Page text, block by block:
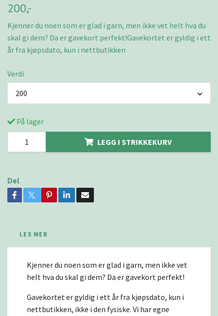
200,-
Kjenner du noen som er glad i garn, men ikke vet helt hva du
skal gi dem? Da er gavekort perfekt!Gavekortet er gyldig i ett
år fra kjøpsdato, kun i nettbutikken
Verdi
200
På lager
LEGG I STRIKKEKURV
Del
LES MER
Kjenner du noen som er glad i garn, men ikke vet
helt hva du skal gi dem? Da er gavekort perfekt!
Gavekortet er gyldig i ett år fra kjøpsdato, kun i
nettbutikken, ikke i den fysiske. Vi har egne